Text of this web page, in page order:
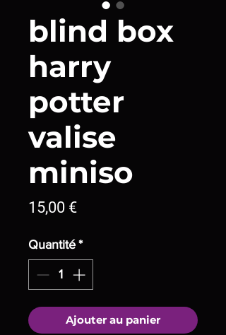
blind box
harry
potter
valise
miniso
15,00 €Prix
Quantité *
Ajouter au panier